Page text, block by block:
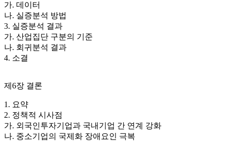
가. 데이터
나. 실증분석 방법
3. 실증분석 결과
가. 산업집단 구분의 기준
나. 회귀분석 결과
4. 소결
제6장 결론
1. 요약
2. 정책적 시사점
가. 외국인투자기업과 국내기업 간 연계 강화
나. 중소기업의 국제화 장애요인 극복